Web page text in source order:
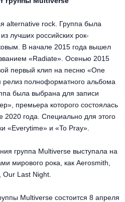
alternative rock. Группа была
лучших российских рок-
В начале 2015 года вышел
«Radiate». Осенью 2015
первый клип на песню «One
релиз полноформатного альбома
была выбрана для записи
премьера которого состоялась
года. Специально для этого
«Everytime» и «To Pray».
группа Multiverse выступала на
мирового рока, как Aerosmith,
Our Last Night.
Multiverse состоится 8 апреля